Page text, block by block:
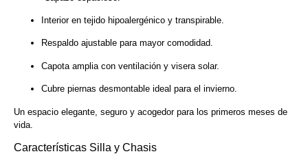
Interior en tejido hipoalergénico y transpirable.
Respaldo ajustable para mayor comodidad.
Capota amplia con ventilación y visera solar.
Cubre piernas desmontable ideal para el invierno.
Un espacio elegante, seguro y acogedor para los primeros meses de
vida.
Características Silla y Chasis